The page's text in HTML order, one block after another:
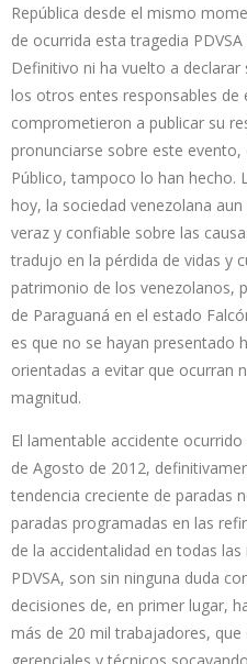
República desde el mismo
de ocurrida esta tragedia
Definitivo ni ha vuelto a
los otros entes responsables de
comprometieron a publicar su
pronunciarse sobre este
Público, tampoco lo han hecho.
hoy, la sociedad venezolana
veraz y confiable sobre las
tradujo en la pérdida de vidas y
patrimonio de los venezolanos,
de Paraguaná en el estado
es que no se hayan presentado
orientadas a evitar que ocurran
magnitud.
El lamentable accidente
de Agosto de 2012,
tendencia creciente de paradas
paradas programadas en las
de la accidentalidad en todas
PDVSA, son sin ninguna duda
decisiones de, en primer lugar,
más de 20 mil trabajadores,
gerenciales y técnicos